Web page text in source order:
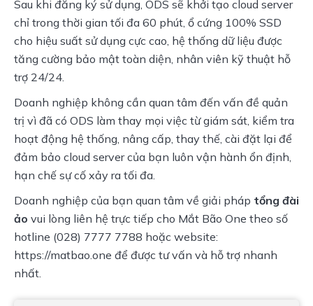
Sau khi đăng ký sử dụng, ODS sẽ khởi tạo cloud server
chỉ trong thời gian tối đa 60 phút, ổ cứng 100% SSD
cho hiệu suất sử dụng cực cao, hệ thống dữ liệu được
tăng cường bảo mật toàn diện, nhân viên kỹ thuật hỗ
trợ 24/24.
Doanh nghiệp không cần quan tâm đến vấn đề quản
trị vì đã có ODS làm thay mọi việc từ giám sát, kiểm tra
hoạt động hệ thống, nâng cấp, thay thế, cài đặt lại để
đảm bảo cloud server của bạn luôn vận hành ổn định,
hạn chế sự cố xảy ra tối đa.
Doanh nghiệp của bạn quan tâm về giải pháp tổng đài
ảo vui lòng liên hệ trực tiếp cho Mắt Bão One theo số
hotline (028) 7777 7788 hoặc website:
https://matbao.one để được tư vấn và hỗ trợ nhanh
nhất.